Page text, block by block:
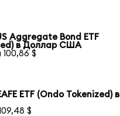
Aggregate Bond ETF
в Доллар США
100,86 $
ETF (Ondo Tokenized) в
$